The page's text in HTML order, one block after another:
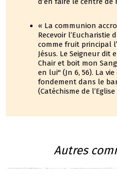
« La communion
Recevoir
comme fruit principal
Jésus. Le Seigneur dit
Chair et boit mon
en lui" (Jn 6, 56). La
fondement dans le
(Catéchisme de
Autres